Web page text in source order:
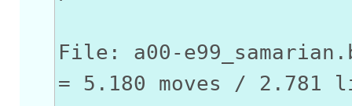
File: a00-
= 5.180 moves / 2.781